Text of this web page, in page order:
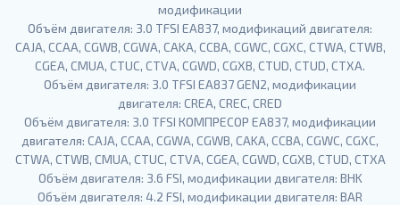
модификации
Объём двигателя: 3.0 TFSI EA837, модификаций двигателя:
CAJA, CCAA, CGWB, CGWA, CAKA, CCBA, CGWC, CGXC, CTWA, CTWB,
CGEA, CMUA, CTUC, CTVA, CGWD, CGXB, CTUD, CTUD, CTXA.
Объём двигателя: 3.0 TFSI EA837 GEN2, модификации
двигателя: CREA, CREC, CRED
Объём двигателя: 3.0 TFSI КОМПРЕСОР EA837, модификации
двигателя: CAJA, CCAA, CGWA, CGWB, CAKA, CCBA, CGWC, CGXC,
CTWA, CTWB, CMUA, CTUC, CTVA, CGEA, CGWD, CGXB, CTUD, CTXA
Объём двигателя: 3.6 FSI, модификации двигателя: BHK
Объём двигателя: 4.2 FSI, модификации двигателя: BAR